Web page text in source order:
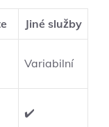
Jiné služby
Variabilní
✔️